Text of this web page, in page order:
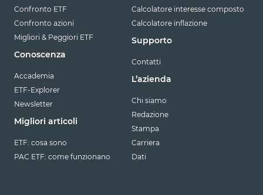
Confronto ETF
Confronto azioni
Migliori & Peggiori ETF
Conoscenza
Accademia
ETF-Explorer
Newsletter
Migliori articoli
ETF: cosa sono
PAC ETF: come funzionano
Calcolatore interesse composto
Calcolatore inflazione
Supporto
Contatti
L’azienda
Chi siamo
Redazione
Stampa
Carriera
Dati